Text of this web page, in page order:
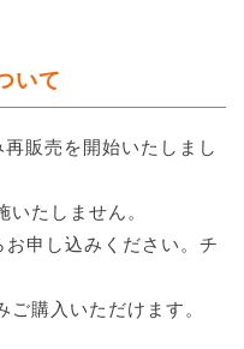
いて
販売を開始いたしまし
たしません。
申し込みください。チ
購入いただけます。